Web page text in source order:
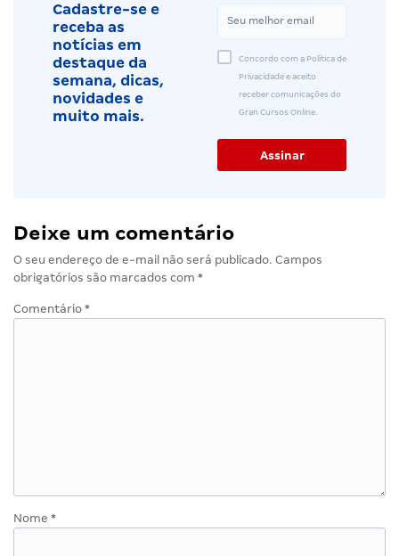
Cadastre-se e
receba as
notícias em
destaque da
semana, dicas,
novidades e
muito mais.
Concordo com a Política de
Privacidade e aceito
receber comunicações do
Gran Cursos Online.
Deixe um comentário
O seu endereço de e-mail não será publicado. Campos
obrigatórios são marcados com *
Comentário *
Nome *